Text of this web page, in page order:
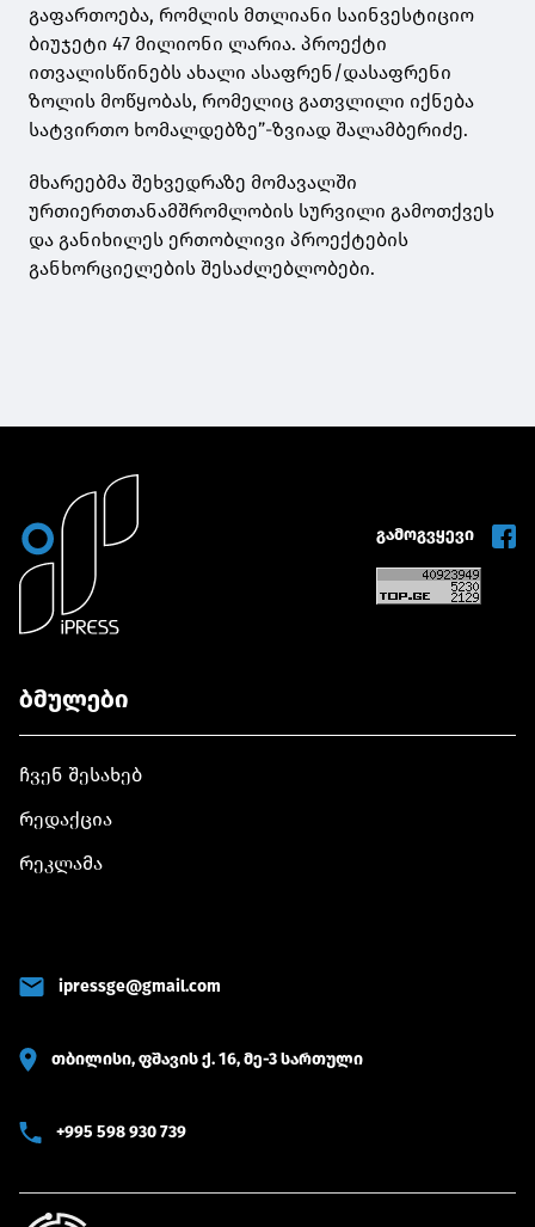
გაფართოება, რომლის მთლიანი საინვესტიციო
ბიუჯეტი 47 მილიონი ლარია. პროექტი
ითვალისწინებს ახალი ასაფრენ/დასაფრენი
ზოლის მოწყობას, რომელიც გათვლილი იქნება
სატვირთო ხომალდებზე”-ზვიად შალამბერიძე.
მხარეებმა შეხვედრაზე მომავალში
ურთიერთთანამშრომლობის სურვილი გამოთქვეს
და განიხილეს ერთობლივი პროექტების
განხორციელების შესაძლებლობები.
გამოგვყევი
ბმულები
ჩვენ შესახებ
რედაქცია
რეკლამა
ipressge@gmail.com
თბილისი, ფშავის ქ. 16, მე-3 სართული
+995 598 930 739